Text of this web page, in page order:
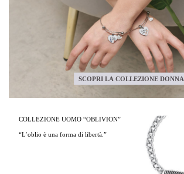
SCOPRI LA COLLEZIONE DONNA
COLLEZIONE UOMO “OBLIVION”
“L’oblio è una forma di libertà.”